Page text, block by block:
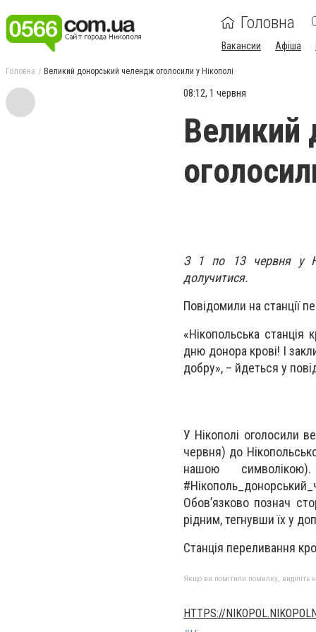
Головна
Вакансии Афіша
Головна Великий донорський челендж оголосили у Нікополі
08:12, 1 червня
Великий
З 1 по 13 червня у
долучитися.
Повідомили на станції
«Нікопольська
дню донора крові! І
добру», – йдеться у
У Нікополі оголосили
червня) до
нашою
Обов’язково познач
рідним, тегнувши їх у
Станція переливання
Якщо ви помітили помилку, виділіть
HTTPS://